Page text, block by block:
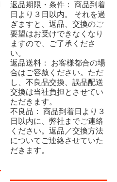
返品期限・条件： 商品到着
日より３日以内。 それを過
ぎますと、返品、交換のご
要望はお受けできなくなり
ますので、ご了承くださ
い。
返品送料： お客様都合の場
合はご容赦ください。ただ
し、不良品交換、誤品配送
交換は当社負担とさせてい
ただきます。
不良品： 商品到着日より３
日以内に、弊社までご連絡
ください。返品／交換方法
についてご連絡させていた
だきます。